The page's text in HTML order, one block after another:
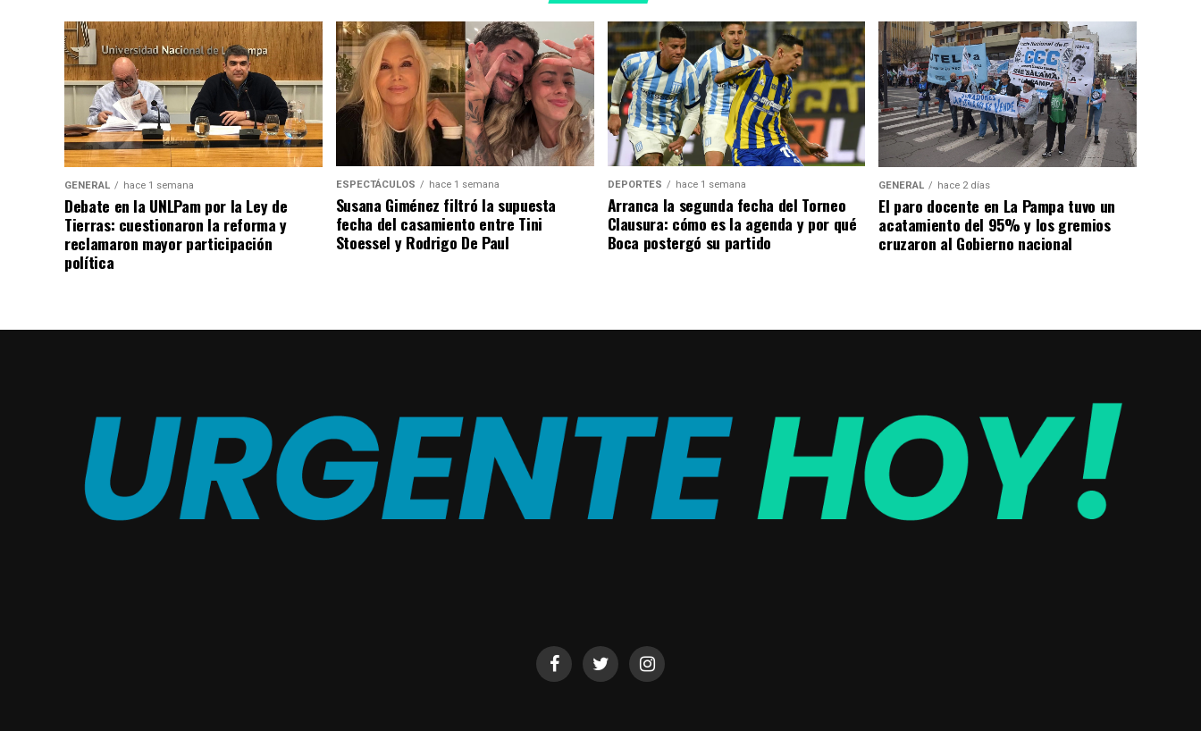
GENERAL hace 1 semana
Debate en la UNLPam por la Ley de
Tierras: cuestionaron la reforma y
reclamaron mayor participación
política
ESPECTÁCULOS hace 1 semana
Susana Giménez filtró la supuesta
fecha del casamiento entre Tini
Stoessel y Rodrigo De Paul
DEPORTES hace 1 semana
Arranca la segunda fecha del Torneo
Clausura: cómo es la agenda y por qué
Boca postergó su partido
GENERAL hace 2 días
El paro docente en La Pampa tuvo un
acatamiento del 95% y los gremios
cruzaron al Gobierno nacional